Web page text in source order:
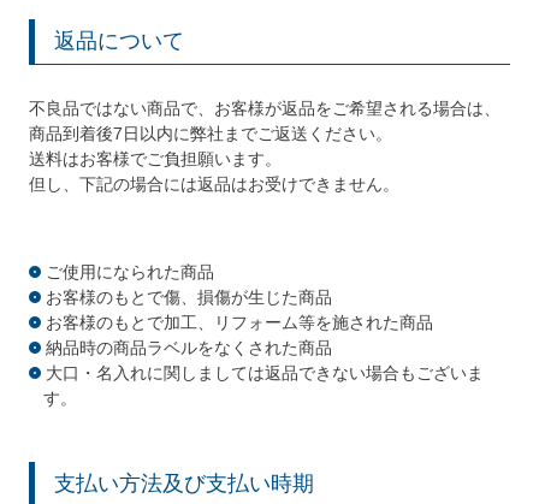
返品について
不良品ではない商品で、お客様が返品をご希望される場合は、
商品到着後7日以内に弊社までご返送ください。
送料はお客様でご負担願います。
但し、下記の場合には返品はお受けできません。
ご使用になられた商品
お客様のもとで傷、損傷が生じた商品
お客様のもとで加工、リフォーム等を施された商品
納品時の商品ラベルをなくされた商品
大口・名入れに関しましては返品できない場合もございま
す。
支払い方法及び支払い時期